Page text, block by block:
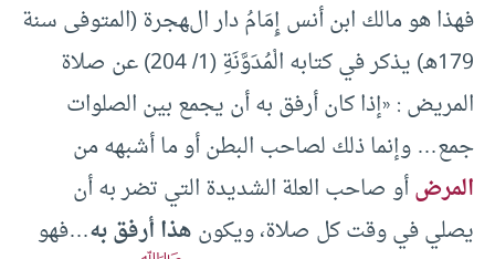
فهذا هو مالك ابن أنس إِمَامُ دار الهجرة (المتوفى سنة
179هـ) يذكر في كتابه الْمُدَوَّنَةِ (1/ 204) عن صلاة
المريض : «إذا كان أرفق به أن يجمع بين الصلوات
جمع… وإنما ذلك لصاحب البطن أو ما أشبهه من
المرضأو صاحب العلة الشديدة التي تضر به أن
يصلي في وقت كل صلاة، ويكونهذا أرفق به…فهو